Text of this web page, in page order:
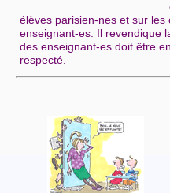
élèves parisien-nes et sur les
enseignant-es. Il revendique
des enseignant-es doit être
respecté.